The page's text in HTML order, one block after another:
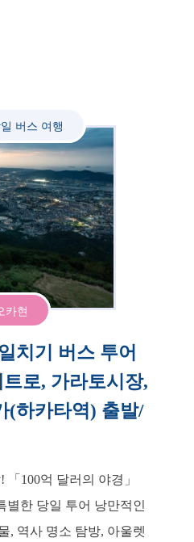
카현
버스 여행
치기 버스 투어
로, 가라토시장,
(하카타역) 출발/
「100억 달러의 야경」
별한 당일 투어 낭만적인
, 역사 명소 탐방, 아울렛